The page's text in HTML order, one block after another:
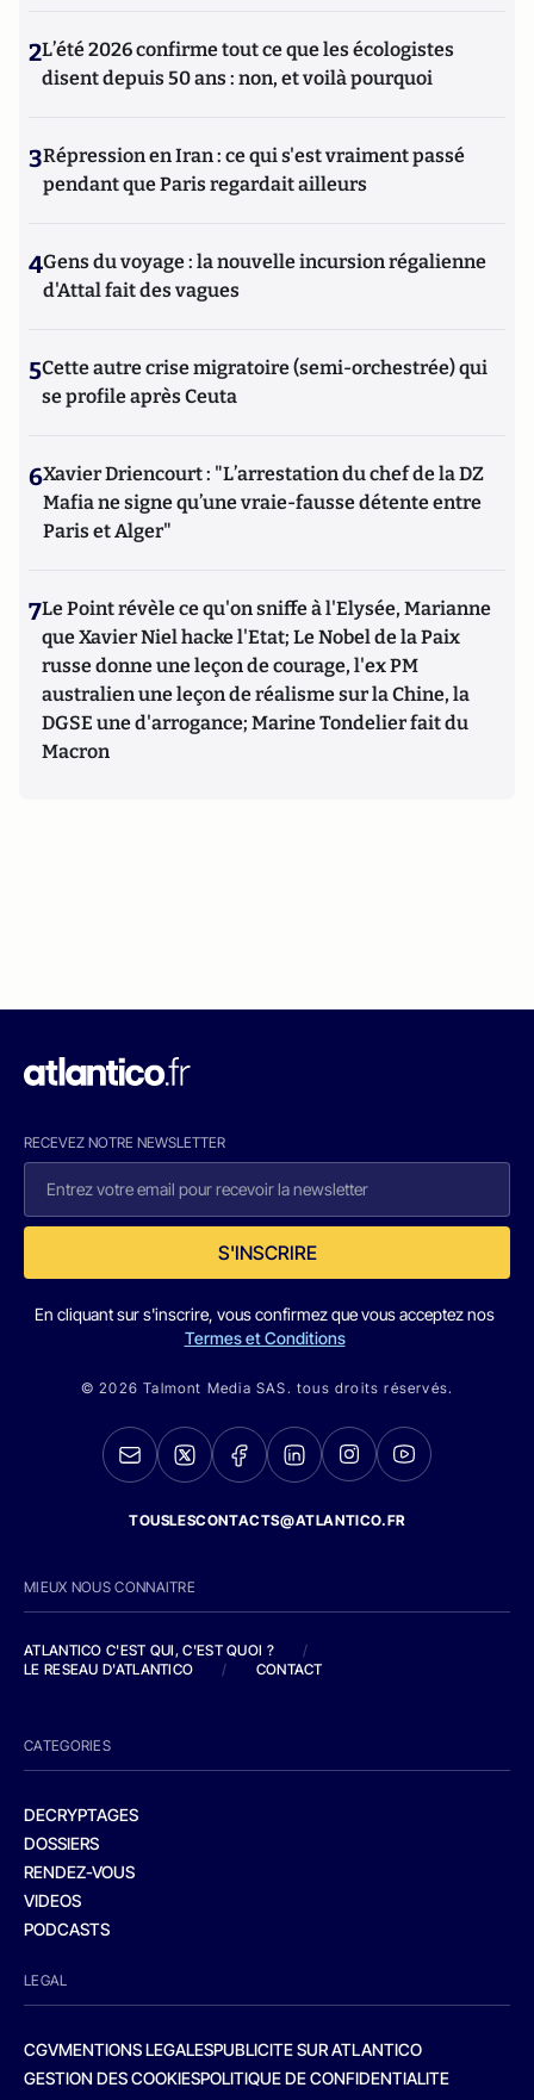
2L’été 2026 confirme tout ce que les écologistes
disent depuis 50 ans : non, et voilà pourquoi
3Répression en Iran : ce qui s'est vraiment passé
pendant que Paris regardait ailleurs
4Gens du voyage : la nouvelle incursion régalienne
d'Attal fait des vagues
5Cette autre crise migratoire (semi-orchestrée) qui
se profile après Ceuta
6Xavier Driencourt : "L’arrestation du chef de la DZ
Mafia ne signe qu’une vraie-fausse détente entre
Paris et Alger"
7Le Point révèle ce qu'on sniffe à l'Elysée, Marianne
que Xavier Niel hacke l'Etat; Le Nobel de la Paix
russe donne une leçon de courage, l'ex PM
australien une leçon de réalisme sur la Chine, la
DGSE une d'arrogance; Marine Tondelier fait du
Macron
RECEVEZ NOTRE NEWSLETTER
S'INSCRIRE
En cliquant sur s'inscrire, vous confirmez que vous acceptez nos
Termes et Conditions
© 2026 Talmont Media SAS. tous droits réservés.
TOUSLESCONTACTS@ATLANTICO.FR
MIEUX NOUS CONNAITRE
ATLANTICO C'EST QUI, C'EST QUOI ?
/
LE RESEAU D'ATLANTICO
/ CONTACT
CATEGORIES
DECRYPTAGES
DOSSIERS
RENDEZ-VOUS
VIDEOS
PODCASTS
LEGAL
CGVMENTIONS LEGALESPUBLICITE SUR ATLANTICO
GESTION DES COOKIESPOLITIQUE DE CONFIDENTIALITE